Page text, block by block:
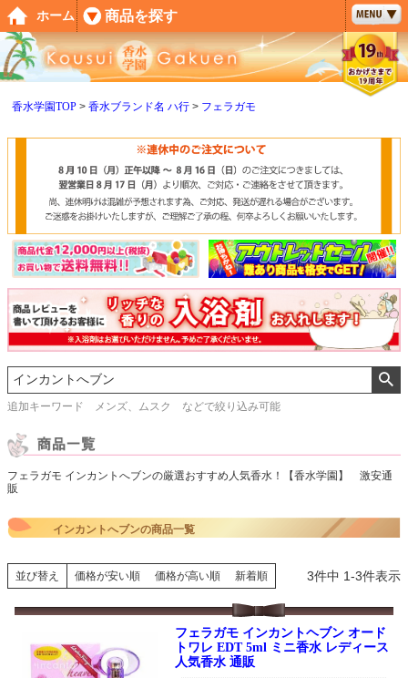
香水学園TOP 香水ブランド名 ハ行 フェラガモ
追加キーワード メンズ、ムスク などで絞り込み可能
フェラガモ インカントへブンの厳選おすすめ人気香水！【香水学園】 激安通
販
インカントへブンの商品一覧
並び替え 価格が安い順 価格が高い順 新着順 3件中 1-3件表示
フェラガモ インカントヘブン オード
トワレ EDT 5ml ミニ香水 レディース
人気香水 通販
ペー
ジト
ップ
へ
ホーム 商品を探す